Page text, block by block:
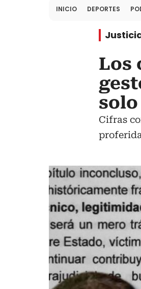
INICIO DEPORTES
Los
Cifras